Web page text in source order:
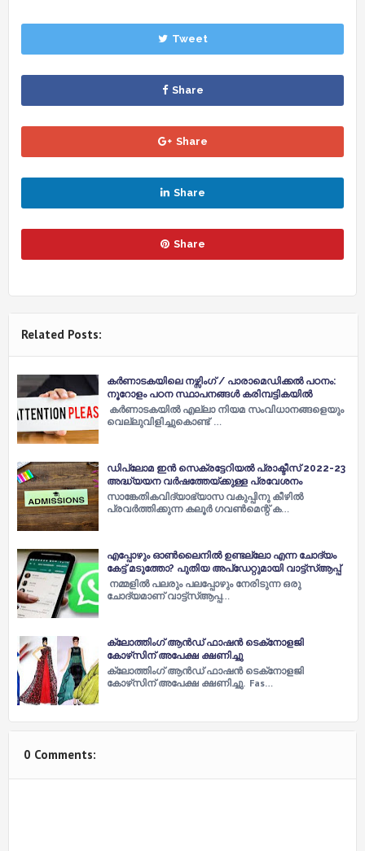
Tweet
Share
Share
Share
Share
Related Posts:
കർണാടകയിലെ നഴ്സിംഗ് / പാരാമെഡിക്കൽ പഠനം:
നൂറോളം പഠന സ്ഥാപനങ്ങൾ കരിമ്പട്ടികയിൽ
കർണാടകയിൽ എല്ലാ നിയമ സംവിധാനങ്ങളെയും
വെല്ലുവിളിച്ചുകൊണ്ട് …
ഡിപ്ലോമ ഇൻ സെക്രട്ടേറിയൽ പ്രാക്ടീസ് 2022-23
അദ്ധ്യയന വർഷത്തേയ്ക്കുള്ള പ്രവേശനം
സാങ്കേതികവിദ്യാഭ്യാസ വകുപ്പിനു കീഴിൽ
പ്രവർത്തിക്കുന്ന കലൂർ ഗവൺമെന്റ് ക…
എപ്പോഴും ഓണ്‍ലൈനില്‍ ഉണ്ടല്ലോ എന്ന ചോദ്യം
കേട്ട് മടുത്തോ? പുതിയ അപ്‌ഡേറ്റുമായി വാട്ട്‌സ്‌ആപ്പ്
നമ്മളില്‍ പലരും പലപ്പോഴും നേരിടുന്ന ഒരു
ചോദ്യമാണ് വാട്ട്‌സ്‌ആപ്പ…
ക്ലോത്തിംഗ് ആൻഡ് ഫാഷൻ ടെക്‌നോളജി
കോഴ്‌സിന് അപേക്ഷ ക്ഷണിച്ചു
ക്ലോത്തിംഗ് ആൻഡ് ഫാഷൻ ടെക്‌നോളജി
കോഴ്‌സിന് അപേക്ഷ ക്ഷണിച്ചു. Fas…
0 Comments: